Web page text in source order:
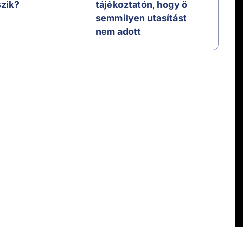
tájékoztatón, hogy ő
semmilyen utasítást
nem adott